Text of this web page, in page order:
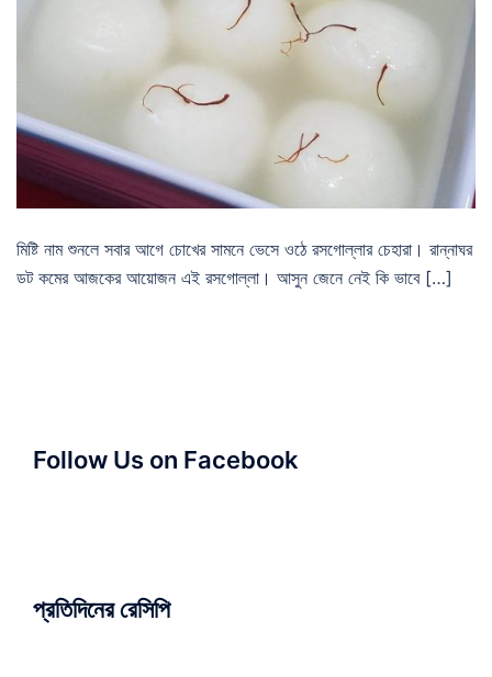
মিষ্টি নাম শুনলে সবার আগে চোখের সামনে ভেসে ওঠে রসগোল্লার চেহারা। রান্নাঘর
ডট কমের আজকের আয়োজন এই রসগোল্লা। আসুন জেনে নেই কি ভাবে […]
Follow Us on Facebook
প্রতিদিনের রেসিপি